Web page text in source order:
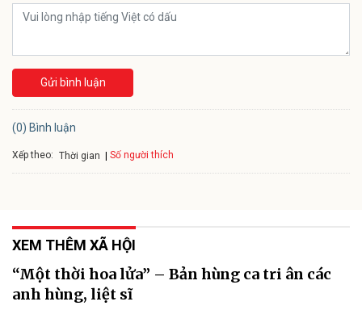
Gửi bình luận
(0) Bình luận
Xếp theo: Thời gian Số người thích
XEM THÊM XÃ HỘI
“Một thời hoa lửa” – Bản hùng ca tri ân các
anh hùng, liệt sĩ